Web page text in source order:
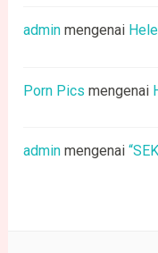
admin mengenai
Porn Pics mengenai
admin mengenai